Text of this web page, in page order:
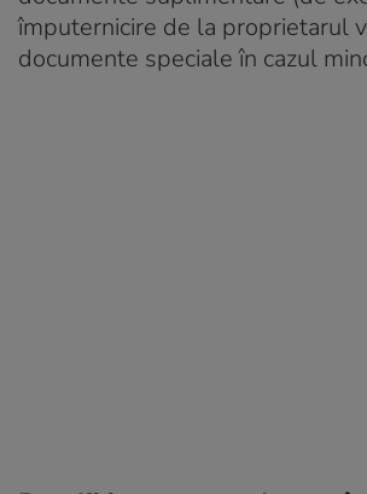
împuternicire de la proprietarul
documente speciale în cazul